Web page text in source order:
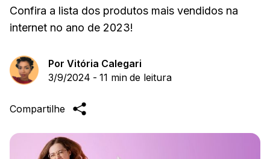
Confira a lista dos produtos mais vendidos na
internet no ano de 2023!
Por Vitória Calegari
3/9/2024 - 11 min de leitura
Compartilhe